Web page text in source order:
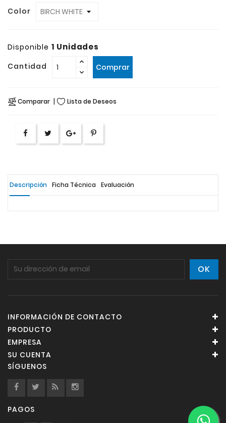
Color
Disponible 1 Unidades
Cantidad Comprar
Comparar Lista de Deseos
Descripción Ficha Técnica Evaluación
INFORMACIÓN DE CONTACTO
PRODUCTO
EMPRESA
SU CUENTA
SÍGUENOS
PAGOS